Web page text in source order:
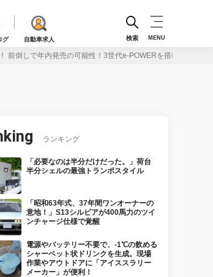
グ 自動車求人 検索 MENU
前倒しで年内発売の可能性！3世代e-POWERを搭載
ランキング
「必要なのは半分だけだった。」荷台
半分シェルの最強トランポスタイル
「昭和63年式、37年間ワンオーナーの
意地！」S13シルビアが400馬力のツイ
ンチャージ仕様で覚醒
電源やバッテリー不要で、-1℃の飲める
シャーベット状ドリンクを生成。現場
作業やアウトドアに「アイススラリー
メーカー」が便利！